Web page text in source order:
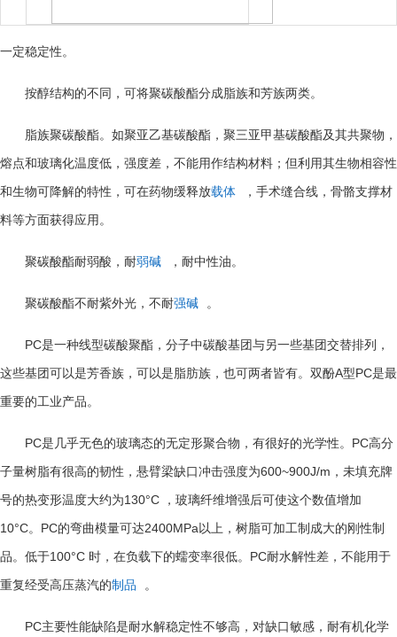
一定稳定性。
按醇结构的不同，可将聚碳酸酯分成脂族和芳族两类。
脂族聚碳酸酯。如聚亚乙基碳酸酯，聚三亚甲基碳酸酯及其共聚物，
熔点和玻璃化温度低，强度差，不能用作结构材料；但利用其生物相容性
和生物可降解的特性，可在药物缓释放载体 ，手术缝合线，骨骼支撑材
料等方面获得应用。
聚碳酸酯耐弱酸，耐弱碱 ，耐中性油。
聚碳酸酯不耐紫外光，不耐强碱 。
PC是一种线型碳酸聚酯，分子中碳酸基团与另一些基团交替排列，
这些基团可以是芳香族，可以是脂肪族，也可两者皆有。双酚A型PC是最
重要的工业产品。
PC是几乎无色的玻璃态的无定形聚合物，有很好的光学性。 PC高分
子量树脂有很高的韧性，悬臂梁缺口冲击强度为600~900J/m ，未填充牌
号的热变形温度大约为130°C ，玻璃纤维增强后可使这个数值增加
10°C。 PC的弯曲模量可达2400MPa 以上，树脂可加工制成大的刚性制
品。低于100°C 时，在负载下的蠕变率很低。 PC耐水解性差，不能用于
重复经受高压蒸汽的制品 。
PC主要性能缺陷是耐水解稳定性不够高，对缺口敏感，耐有机化学